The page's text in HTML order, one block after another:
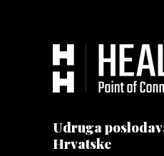
Udruga
Hrvatske